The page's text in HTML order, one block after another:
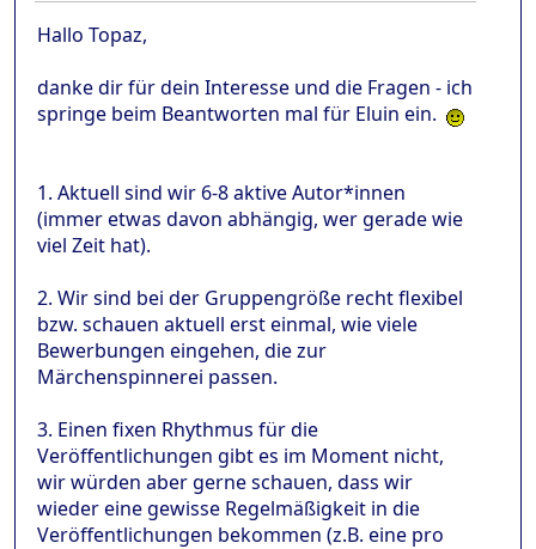
Hallo Topaz,
danke dir für dein Interesse und die Fragen - ich
springe beim Beantworten mal für Eluin ein.
1. Aktuell sind wir 6-8 aktive Autor*innen
(immer etwas davon abhängig, wer gerade wie
viel Zeit hat).
2. Wir sind bei der Gruppengröße recht flexibel
bzw. schauen aktuell erst einmal, wie viele
Bewerbungen eingehen, die zur
Märchenspinnerei passen.
3. Einen fixen Rhythmus für die
Veröffentlichungen gibt es im Moment nicht,
wir würden aber gerne schauen, dass wir
wieder eine gewisse Regelmäßigkeit in die
Veröffentlichungen bekommen (z.B. eine pro